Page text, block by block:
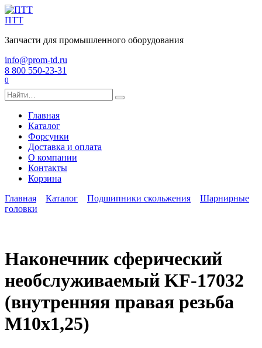
Перейти
к
ПТТ
Запчасти для промышленного оборудования
info@prom-td.ru
8 800 550-23-31
0
Search
for:
Главная
Каталог
Форсунки
Доставка и оплата
О компании
Контакты
Корзина
Главная
Каталог Подшипники скольжения
Шарнирные
головки
Наконечник сферический
необслуживаемый KF-17032
(внутренняя правая резьба
M10x1,25)